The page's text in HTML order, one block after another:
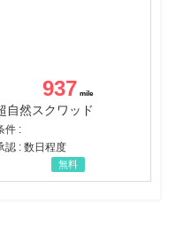
937
自然スクワッド
件 :
認 : 数日程度
無料